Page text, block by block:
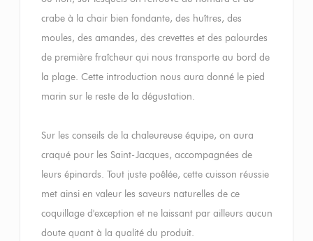
crabe à la chair bien fondante, des huîtres, des
moules, des amandes, des crevettes et des palourdes
de première fraîcheur qui nous transporte au bord de
la plage. Cette introduction nous aura donné le pied
marin sur le reste de la dégustation.
Sur les conseils de la chaleureuse équipe, on aura
craqué pour les Saint-Jacques, accompagnées de
leurs épinards. Tout juste poêlée, cette cuisson réussie
met ainsi en valeur les saveurs naturelles de ce
coquillage d'exception et ne laissant par ailleurs aucun
doute quant à la qualité du produit.